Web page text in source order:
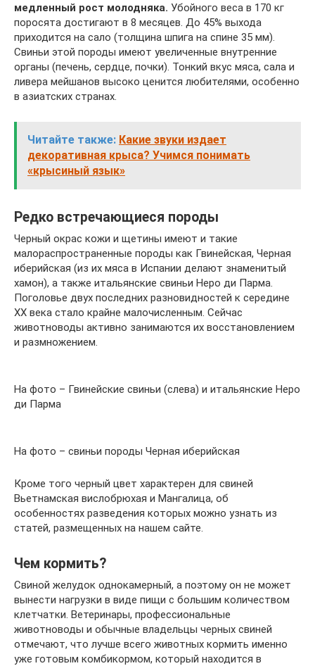
медленный рост молодняка. Убойного веса в 170 кг
поросята достигают в 8 месяцев. До 45% выхода
приходится на сало (толщина шпига на спине 35 мм).
Свиньи этой породы имеют увеличенные внутренние
органы (печень, сердце, почки). Тонкий вкус мяса, сала и
ливера мейшанов высоко ценится любителями, особенно
в азиатских странах.
Читайте также: Какие звуки издает
декоративная крыса? Учимся понимать
«крысиный язык»
Редко встречающиеся породы
Черный окрас кожи и щетины имеют и такие
малораспространенные породы как Гвинейская, Черная
иберийская (из их мяса в Испании делают знаменитый
хамон), а также итальянские свиньи Неро ди Парма.
Поголовье двух последних разновидностей к середине
XX века стало крайне малочисленным. Сейчас
животноводы активно занимаются их восстановлением
и размножением.
На фото – Гвинейские свиньи (слева) и итальянские Неро
ди Парма
На фото – свиньи породы Черная иберийская
Кроме того черный цвет характерен для свиней
Вьетнамская вислобрюхая и Мангалица, об
особенностях разведения которых можно узнать из
статей, размещенных на нашем сайте.
Чем кормить?
Свиной желудок однокамерный, а поэтому он не может
вынести нагрузки в виде пищи с большим количеством
клетчатки. Ветеринары, профессиональные
животноводы и обычные владельцы черных свиней
отмечают, что лучше всего животных кормить именно
уже готовым комбикормом, который находится в